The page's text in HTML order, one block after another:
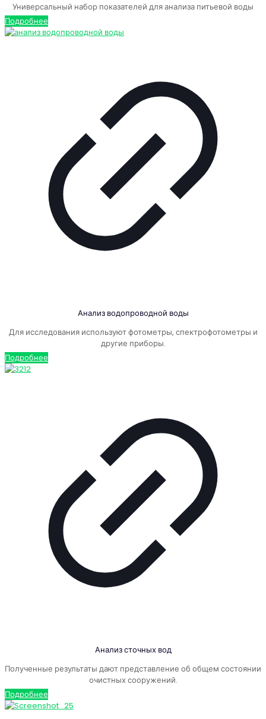
Универсальный набор показателей для анализа питьевой воды
Подробнее
Анализ водопроводной воды
Для исследования используют фотометры, спектрофотометры и
другие приборы.
Подробнее
Анализ сточных вод
Полученные результаты дают представление об общем состоянии
очистных сооружений.
Подробнее